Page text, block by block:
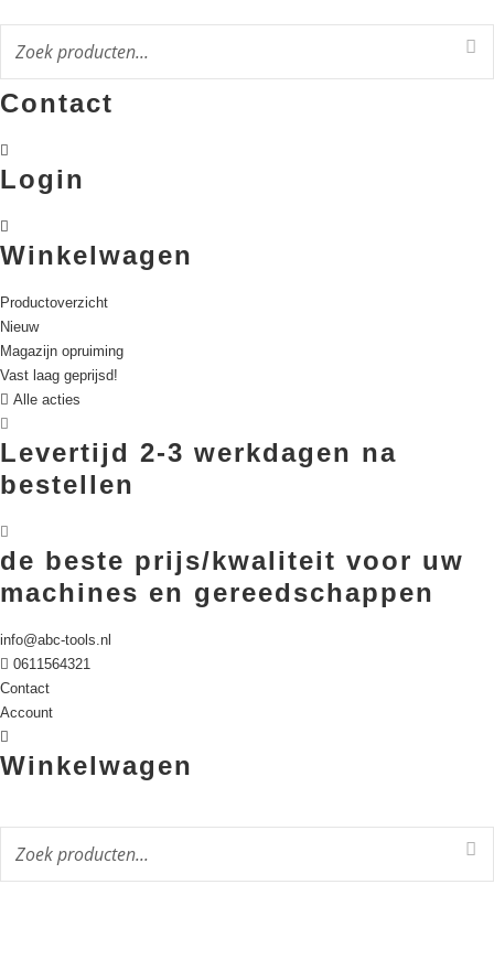
inhoud
Contact
Login
Winkelwagen
Productoverzicht
Nieuw
Magazijn opruiming
Vast laag geprijsd!
Alle acties
Levertijd 2-3 werkdagen na
bestellen
de beste prijs/kwaliteit voor uw
machines en gereedschappen
info@abc-tools.nl
0611564321
Contact
Account
Winkelwagen